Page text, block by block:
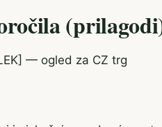
— ogled za CZ trg